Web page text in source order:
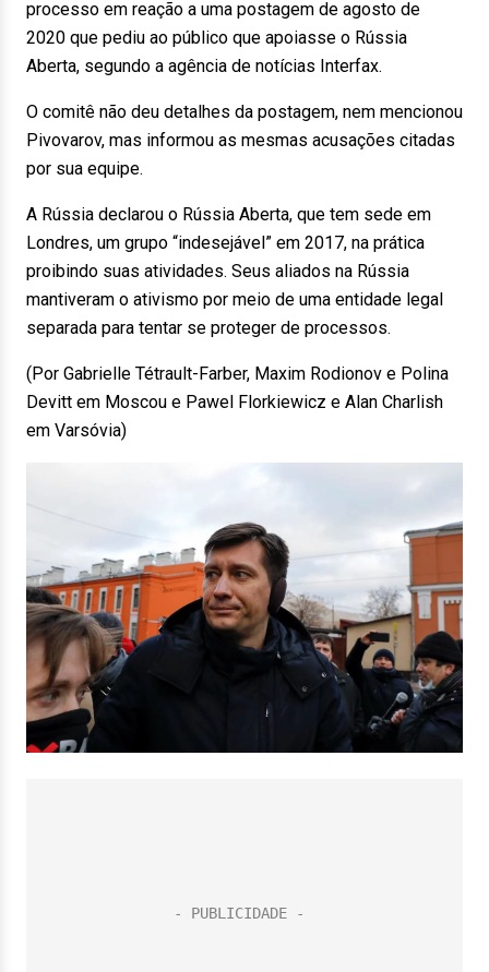
processo em reação a uma postagem de agosto de
2020 que pediu ao público que apoiasse o Rússia
Aberta, segundo a agência de notícias Interfax.
O comitê não deu detalhes da postagem, nem mencionou
Pivovarov, mas informou as mesmas acusações citadas
por sua equipe.
A Rússia declarou o Rússia Aberta, que tem sede em
Londres, um grupo “indesejável” em 2017, na prática
proibindo suas atividades. Seus aliados na Rússia
mantiveram o ativismo por meio de uma entidade legal
separada para tentar se proteger de processos.
(Por Gabrielle Tétrault-Farber, Maxim Rodionov e Polina
Devitt em Moscou e Pawel Florkiewicz e Alan Charlish
em Varsóvia)